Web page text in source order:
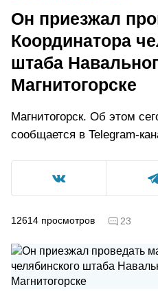
Он приезжал
Координатора
штаба
Магнитогорске
Магнитогорск. Об этом
сообщается в Telegram-
12614 просмотров 23